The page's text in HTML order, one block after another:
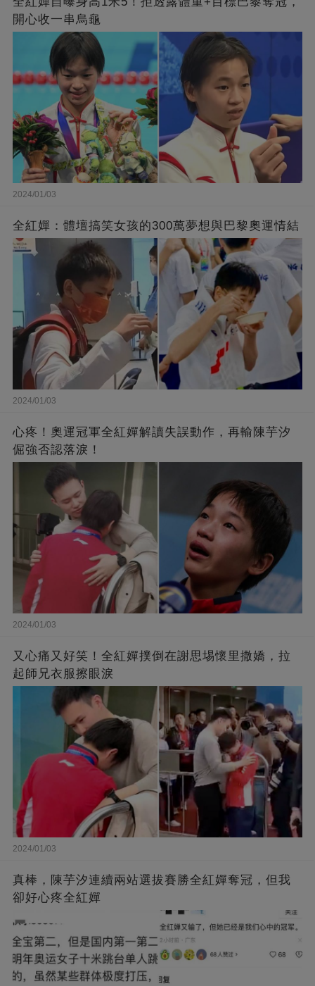
開心收一串烏龜
2024/01/03
全紅嬋：體壇搞笑女孩的300萬夢想與巴黎奧運情結
2024/01/03
心疼！奧運冠軍全紅嬋解讀失誤動作，再輸陳芋汐
倔強否認落淚！
2024/01/03
又心痛又好笑！全紅嬋撲倒在謝思埸懷里撒嬌，拉
起師兄衣服擦眼淚
2024/01/03
真棒，陳芋汐連續兩站選拔賽勝全紅嬋奪冠，但我
卻好心疼全紅嬋